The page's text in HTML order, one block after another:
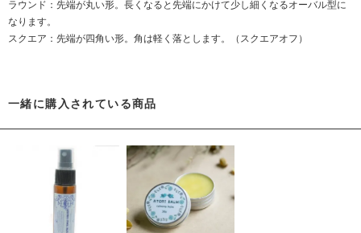
ラウンド：先端が丸い形。長くなると先端にかけて少し細くなるオーバル型に
なります。
スクエア：先端が四角い形。角は軽く落とします。（スクエアオフ）
一緒に購入されている商品